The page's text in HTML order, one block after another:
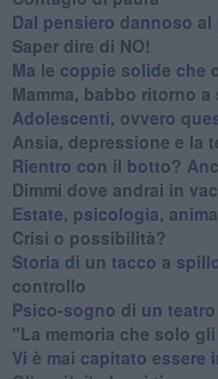
​Dal pensiero dannoso
​Saper dire di NO!
​Ma le coppie solide che
​Mamma, babbo ritorno a
Adolescenti, ovvero
Ansia, depressione e la
​Rientro con il botto?
Dimmi dove andrai in
​Estate, psicologia,
​Crisi o possibilità?
​Storia di un tacco a
controllo
​Psico-sogno di un
"La memoria che solo
​Vi è mai capitato